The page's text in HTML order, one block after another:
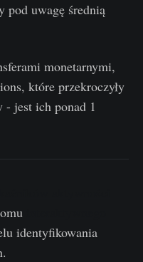
pod uwagę średnią
monetarnymi,
które przekroczyły
jest ich ponad 1
identyfikowania